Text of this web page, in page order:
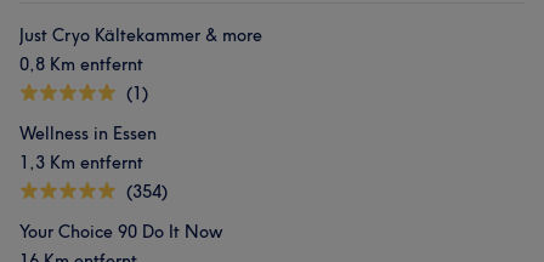
Just Cryo Kältekammer & more
0,8 Km entfernt
(1)
Wellness in Essen
1,3 Km entfernt
(354)
Your Choice 90 Do It Now